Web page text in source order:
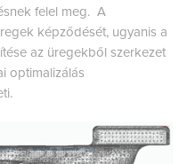
felel meg. A
képződését, ugyanis a
az üregekből szerkezet
optimalizálás